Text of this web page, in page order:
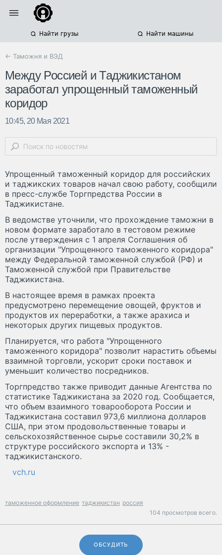
Найти грузы Найти машины
← Таможня и ВЭД
Между Россией и Таджикистаном
заработал упрощенный таможенный
коридор
10:45, 20 Мая 2021
Упрощенный таможенный коридор для российских
и таджикских товаров начал свою работу, сообщили
в пресс-службе Торгпредства России в
Таджикистане.
В ведомстве уточнили, что прохождение таможни в
новом формате заработало в тестовом режиме
после утверждения с 1 апреля Соглашения об
организации "Упрощенного таможенного коридора"
между Федеральной таможенной службой (РФ) и
Таможенной службой при Правительстве
Таджикистана.
В настоящее время в рамках проекта
предусмотрено перемещение овощей, фруктов и
продуктов их переработки, а также арахиса и
некоторых других пищевых продуктов.
Планируется, что работа "Упрощенного
таможенного коридора" позволит нарастить объемы
взаимной торговли, ускорит сроки поставок и
уменьшит количество посредников.
Торгпредство также приводит данные Агентства по
статистике Таджикистана за 2020 год. Сообщается,
что объем взаимного товарооборота России и
Таджикистана составил 973,6 миллиона долларов
США, при этом продовольственные товары и
сельскохозяйственное сырье составили 30,2% в
структуре российского экспорта и 13% -
таджикистанского.
vch.ru
таможенное оформление таджикистан россия
104 просмотров всего.
ОБСУДИТЬ